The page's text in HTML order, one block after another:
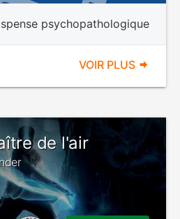
psychopathologique
VOIR PLUS
de l'air